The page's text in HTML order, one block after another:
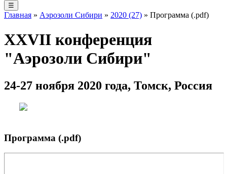
☰
Главная » Аэрозоли Сибири » 2020 (27) » Программа (.pdf)
XXVII конференция
"Аэрозоли Сибири"
24-27 ноября 2020 года, Томск, Россия
Программа (.pdf)